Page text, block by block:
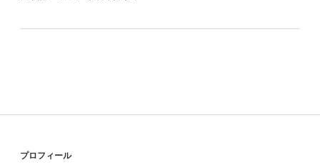
プロフィール